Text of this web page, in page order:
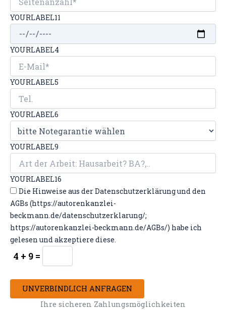
YOURLABEL11
YOURLABEL4
YOURLABEL5
YOURLABEL6
YOURLABEL9
YOURLABEL16
Die Hinweise aus der Datenschutzerklärung und den
AGBs (https://autorenkanzlei-
beckmann.de/datenschutzerklarung/;
https://autorenkanzlei-beckmann.de/AGBs/) habe ich
gelesen und akzeptiere diese.
4 + 9 =
UNVERBINDLICH ANFRAGEN
Ihre sicheren Zahlungsmöglichkeiten